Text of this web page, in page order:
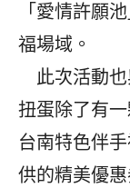
「愛情許願
福場域。
此次活動也
扭蛋除了有
台南特色伴
供的精美優